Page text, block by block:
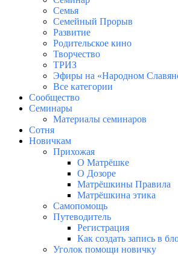
Семья
Семейный Прорыв
Развитие
Родительское кино
Творчество
ТРИЗ
Эфиры на «Народном
Все категории
Сообщество
Семинары
Материалы семинаров
Сотня
Новичкам
Прихожая
О Матрёшке
О Дозоре
Матрёшкины Правила
Матрёшкина этика
Самопомощь
Путеводитель
Регистрация
Как создать запись в
Уголок помощи новичку